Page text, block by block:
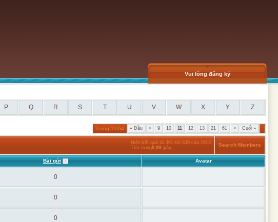
Vui lòng đăng ký
P Q R S T U V W X Y Z
Trang 11/64 « Đầu < 9 10 11 12 13 21 61 > Cuối »
Hiện kết quả từ 301 tới 330 của 1913
Tìm trong0,09 giây. Search Members
Bài gửi Avatar
0
0
0